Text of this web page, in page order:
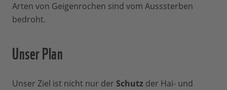
Arten von Geigenrochen sind vom Ausssterben
bedroht.
Unser Plan
Unser Ziel ist nicht nur der Schutz der Hai- und